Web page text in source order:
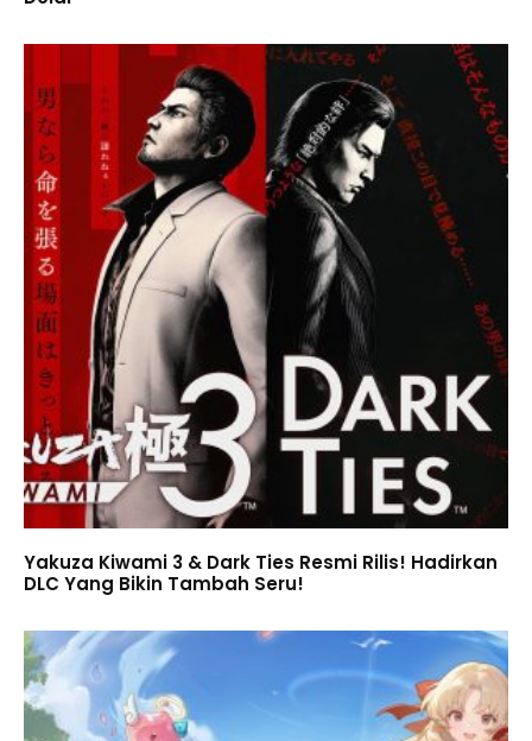
Yakuza Kiwami 3 & Dark Ties Resmi Rilis! Hadirkan
DLC Yang Bikin Tambah Seru!